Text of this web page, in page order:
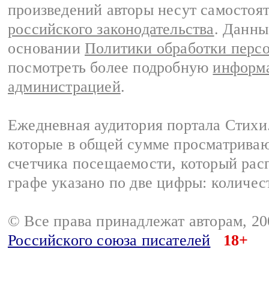
произведений авторы несут
российского законодательства.
основании Политики обработки
посмотреть более подробную
администрацией.
Ежедневная аудитория портала
которые в общей сумме
счетчика посещаемости, который
графе указано по две цифры:
© Все права принадлежат авторам,
Российского союза писателей
18+